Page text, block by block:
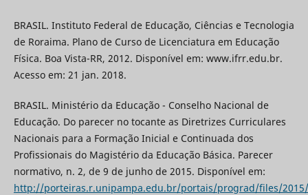
BRASIL. Instituto Federal de Educação, Ciências e Tecnologia
de Roraima. Plano de Curso de Licenciatura em Educação
Física. Boa Vista-RR, 2012. Disponível em: www.ifrr.edu.br.
Acesso em: 21 jan. 2018.
BRASIL. Ministério da Educação - Conselho Nacional de
Educação. Do parecer no tocante as Diretrizes Curriculares
Nacionais para a Formação Inicial e Continuada dos
Profissionais do Magistério da Educação Básica. Parecer
normativo, n. 2, de 9 de junho de 2015. Disponível em:
http://porteiras.r.unipampa.edu.br/portais/prograd/files/2015/